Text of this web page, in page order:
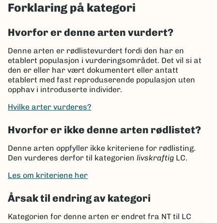
Forklaring på kategori
Hvorfor er denne arten vurdert?
Denne arten er rødlistevurdert fordi den har en
etablert populasjon i vurderingsområdet. Det vil si at
den er eller har vært dokumentert eller antatt
etablert med fast reproduserende populasjon uten
opphav i introduserte individer.
Hvilke arter vurderes?
Hvorfor er ikke denne arten rødlistet?
Denne arten oppfyller ikke kriteriene for rødlisting.
Den vurderes derfor til kategorien livskraftig LC.
Les om kriteriene her
Årsak til endring av kategori
Kategorien for denne arten er endret fra NT til LC